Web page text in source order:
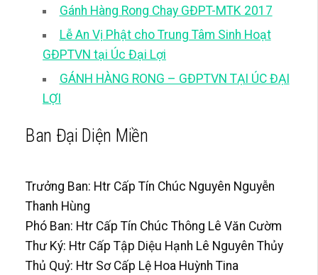
Gánh Hàng Rong Chay GĐPT-MTK 2017
Lễ An Vị Phật cho Trung Tâm Sinh Hoạt
GĐPTVN tại Úc Đại Lợi
GÁNH HÀNG RONG – GĐPTVN TẠI ÚC ĐẠI
LỢI
Ban Đại Diện Miền
Trưởng Ban: Htr Cấp Tín Chúc Nguyên Nguyễn
Thanh Hùng
Phó Ban: Htr Cấp Tín Chúc Thông Lê Văn Cườm
Thư Ký: Htr Cấp Tập Diệu Hạnh Lê Nguyên Thủy
Thủ Quỷ: Htr Sơ Cấp Lệ Hoa Huỳnh Tina